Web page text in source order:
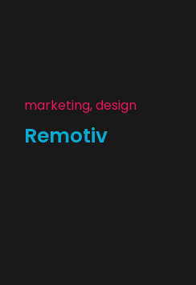
marketing, design
Remotiv